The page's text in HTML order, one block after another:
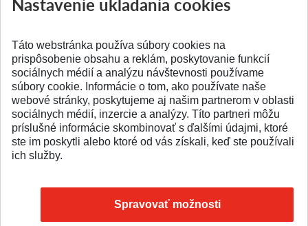
Pridané 28.07.2026 Pridané 23.06.2026
SPÄŤ NA VRCH
Táto webstránka používa súbory cookies na
prispôsobenie obsahu a reklám, poskytovanie funkcií
sociálnych médií a analýzu návštevnosti používame
súbory cookie. Informácie o tom, ako používate naše
webové stránky, poskytujeme aj našim partnerom v oblasti
sociálnych médií, inzercie a analýzy. Títo partneri môžu
príslušné informácie skombinovať s ďalšími údajmi, ktoré
ste im poskytli alebo ktoré od vás získali, keď ste používali
ich služby.
Spravovať možnosti